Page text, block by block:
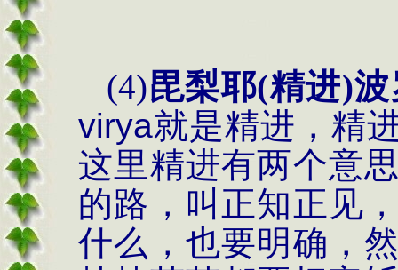
(4)毘梨耶(精进)
virya就是精进，精
这里精进有两个意
的路，叫正知正见
什么，也要明确，